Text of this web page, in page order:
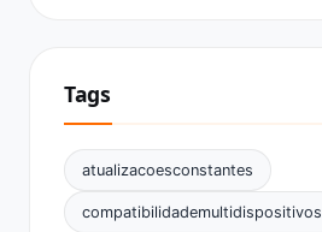
Tags
atualizacoesconstantes
compatibilidademultidispositivos